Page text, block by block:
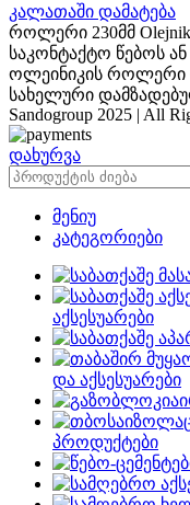
კალათაში დამატება
როლერი 230მმ
საკონტაქტო წებოს
ოლეინიკის როლერი
სახელური
Sandogroup 2025 | All
დახურვა
მენიუ
კატეგორიები
აქსესუარები
და აქსესუარები
პროდუქტები